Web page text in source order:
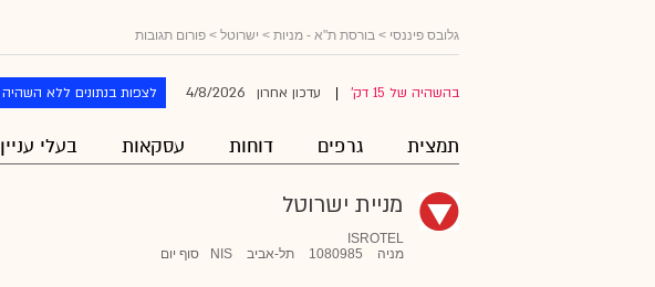
גלובס פיננסי > בורסת ת"א - מניות > ישרוטל > פורום תגובות
בהשהיה של 15 דק' עדכון אחרון 4/8/2026 לצפות בנתונים ללא השהיה
תמצית גרפים דוחות עסקאות בעלי עניין
מניית ישרוטל
ISROTEL
מניה
1080985 תל-אביב NIS סוף יום